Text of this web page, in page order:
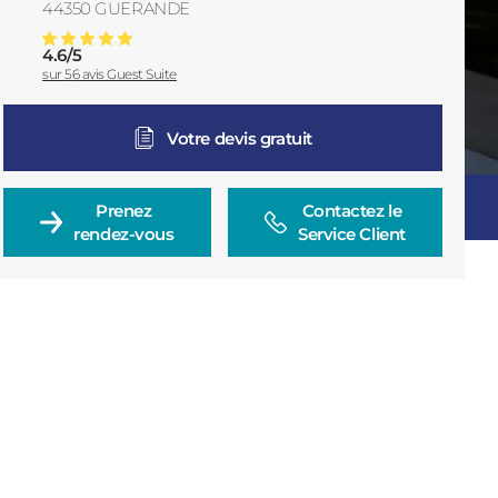
Consulter
44350 GUERANDE
France
Fenêtre Aluminium à Guérande
Note moyenne :
4.6/5
sur56avis Guest Suite
Votre devis gratuit
Prenez
rendez-vous
Contactez le
Service Client